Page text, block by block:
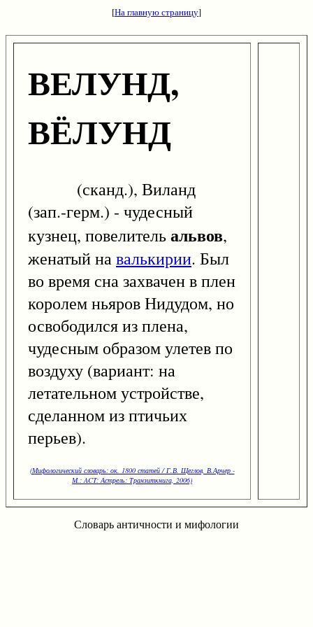
[На главную страницу]
ВЕЛУНД,
ВЁЛУНД
(сканд.), Виланд
(зап.-герм.) - чудесный
кузнец, повелительальвов,
женатый навалькирии. Был
во время сна захвачен в плен
королем ньяров Нидудом, но
освободился из плена,
чудесным образом улетев по
воздуху (вариант: на
летательном устройстве,
сделанном из птичьих
перьев).
(Мифологический словарь: ок. 1800 статей / Г.В. Щеглов, В.Арчер -
М.: ACT: Астрель: Транзиткнига, 2006)
Словарь античности и мифологии